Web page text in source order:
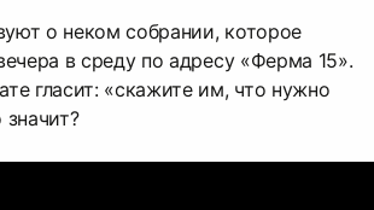
о неком собрании, которое
в среду по адресу «Ферма 15».
гласит: «скажите им, что нужно